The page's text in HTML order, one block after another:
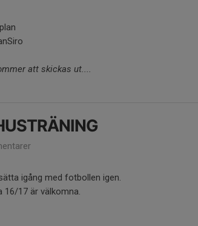
att skickas ut....
igång med fotbollen igen.
17 är välkomna.